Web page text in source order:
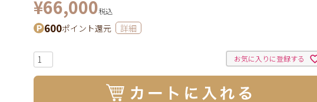
¥66,000税込
600ポイント還元 詳細
お気に入りに登録する